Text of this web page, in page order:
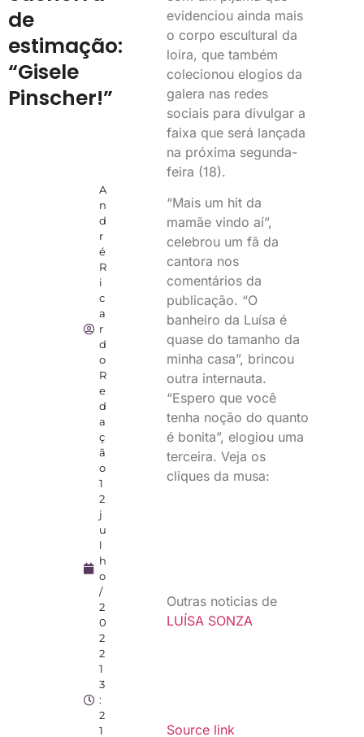
de
estimação:
“Gisele
Pinscher!”
A
n
d
r
é
R
i
c
a
r
d
o
R
e
d
a
ç
ã
o
1
2
j
u
l
h
o
/
2
0
2
2
1
3
:
2
1
evidenciou ainda mais
o corpo escultural da
loira, que também
colecionou elogios da
galera nas redes
sociais para divulgar a
faixa que será lançada
na próxima segunda-
feira (18).
“Mais um hit da
mamãe vindo aí”,
celebrou um fã da
cantora nos
comentários da
publicação. “O
banheiro da Luísa é
quase do tamanho da
minha casa”, brincou
outra internauta.
“Espero que você
tenha noção do quanto
é bonita”, elogiou uma
terceira. Veja os
cliques da musa:
Outras noticias de
LUÍSA SONZA
Source link